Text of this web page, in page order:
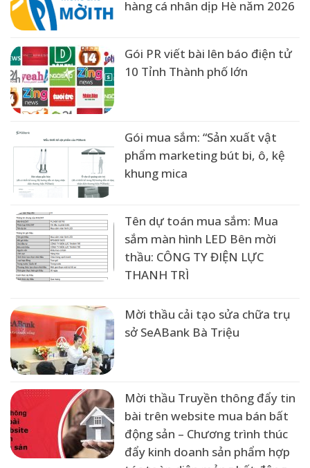
hàng cá nhân dịp Hè năm 2026
Gói PR viết bài lên báo điện tử
10 Tỉnh Thành phố lớn
Gói mua sắm: “Sản xuất vật
phẩm marketing bút bi, ô, kệ
khung mica
Tên dự toán mua sắm: Mua
sắm màn hình LED Bên mời
thầu: CÔNG TY ĐIỆN LỰC
THANH TRÌ
Mời thầu cải tạo sửa chữa trụ
sở SeABank Bà Triệu
Mời thầu Truyền thông đẩy tin
bài trên website mua bán bất
động sản – Chương trình thúc
đẩy kinh doanh sản phẩm hợp